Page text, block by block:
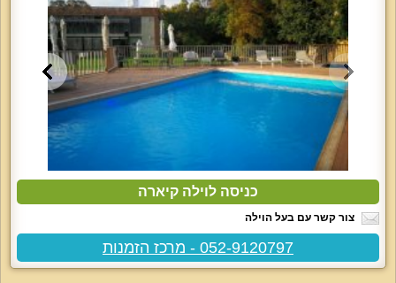
כניסה לוילה קיארה
צור קשר עם בעל הוילה
052-9120797 - מרכז הזמנות